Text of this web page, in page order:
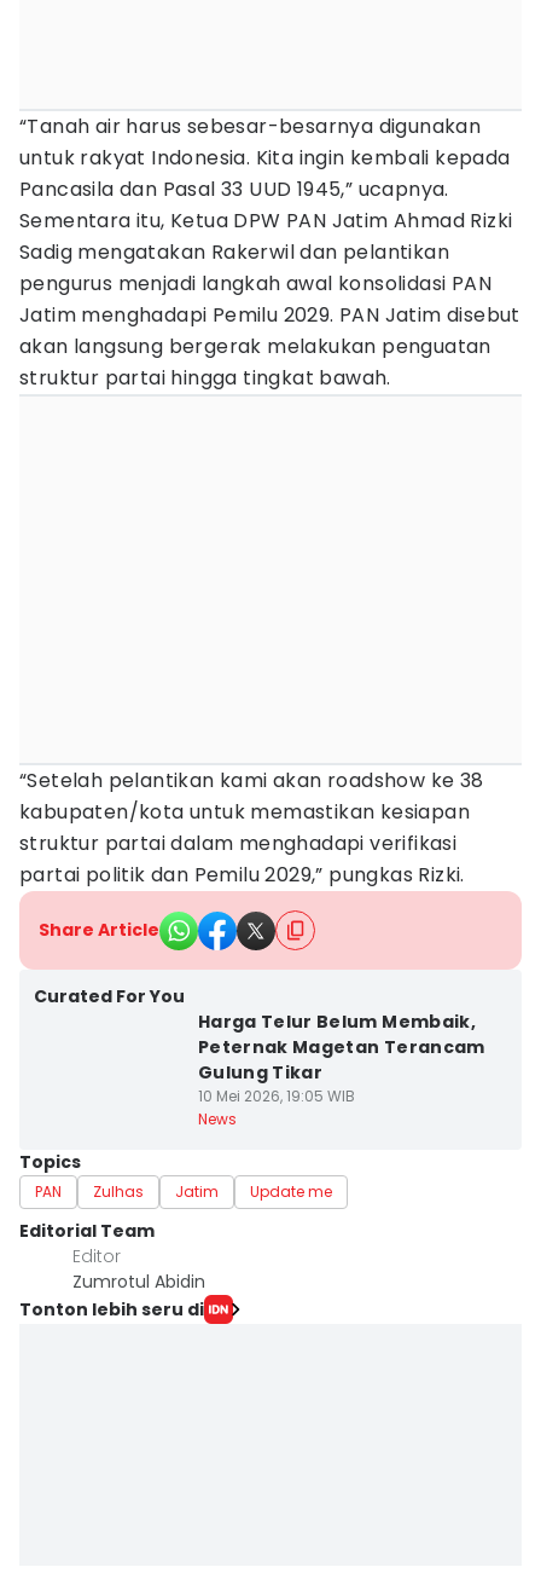
“Tanah air harus sebesar-besarnya digunakan
untuk rakyat Indonesia. Kita ingin kembali kepada
Pancasila dan Pasal 33 UUD 1945,” ucapnya.
Sementara itu, Ketua DPW PAN Jatim Ahmad Rizki
Sadig mengatakan Rakerwil dan pelantikan
pengurus menjadi langkah awal konsolidasi PAN
Jatim menghadapi Pemilu 2029. PAN Jatim disebut
akan langsung bergerak melakukan penguatan
struktur partai hingga tingkat bawah.
“Setelah pelantikan kami akan roadshow ke 38
kabupaten/kota untuk memastikan kesiapan
struktur partai dalam menghadapi verifikasi
partai politik dan Pemilu 2029,” pungkas Rizki.
Share Article
Curated For You
Harga Telur Belum Membaik,
Peternak Magetan Terancam
Gulung Tikar
10 Mei 2026, 19:05 WIB
News
Topics
PAN Zulhas Jatim Update me
Editorial Team
Editor
Zumrotul Abidin
Tonton lebih seru di